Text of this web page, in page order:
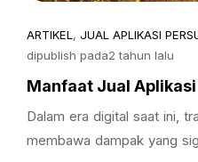
ARTIKEL , JUAL APLIKASI
dipublish pada2 tahun lalu
Manfaat Jual
Dalam era digital saat ini,
membawa dampak yang